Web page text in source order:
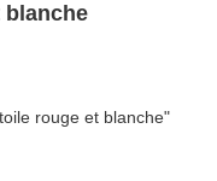
blanche